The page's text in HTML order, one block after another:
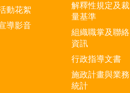
動花絮
導影音
解釋性規定及裁
量基準
組織職掌及聯絡
資訊
行政指導文書
施政計畫與業務
統計